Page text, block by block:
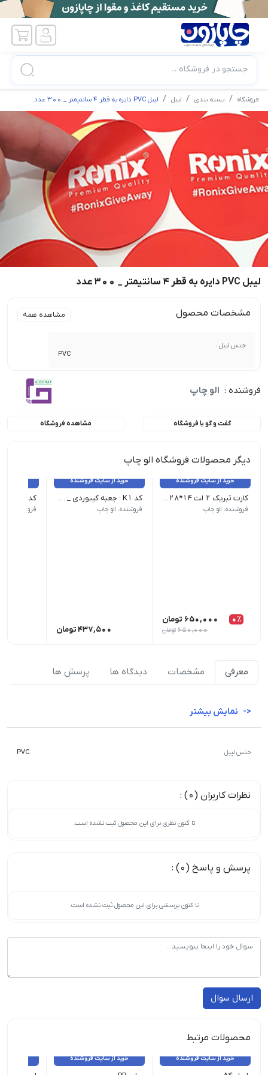
جستجو در فروشگاه ...
فروشگاه بسته بندی لیبل لیبل PVC دایره به قطر 4 سانتیمتر _ 300 عدد
لیبل PVC دایره به قطر 4 سانتیمتر _ 300 عدد
مشخصات محصول مشاهده همه
جنس لیبل :
PVC
فروشنده : الو چاپ
گفت و گو با فروشگاه مشاهده فروشگاه
دیگر محصولات فروشگاه الو چاپ
خرید از سایت فروشنده
کارت تبریک 2 لت 14*28 _ 100 عدد
فروشنده: الو چاپ
0٪ 650,000 تومان
650,000 تومان
خرید از سایت فروشنده
کد K1 : جعبه کیبوردی _ 25 عدد
فروشنده: الو چاپ
437,500تومان
فروشنده: الو
معرفی مشخصات دیدگاه ها پرسش ها
جنس لیبل PVC
نظرات کاربران (0) :
تا کنون نظری برای این محصول ثبت نشده است.
پرسش و پاسخ (0) :
تا کنون پرسشی برای این محصول ثبت نشده است.
ارسال سوال
محصولات مرتبط
خرید از سایت فروشنده خرید از سایت فروشنده